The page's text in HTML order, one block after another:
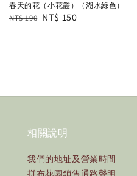
春天的花（小花叢）（湖水綠色）
Regular
NT$ 190 Sale
NT$ 150
相關說明
我們的地址及營業時間
拼布花園銷售通路聲明